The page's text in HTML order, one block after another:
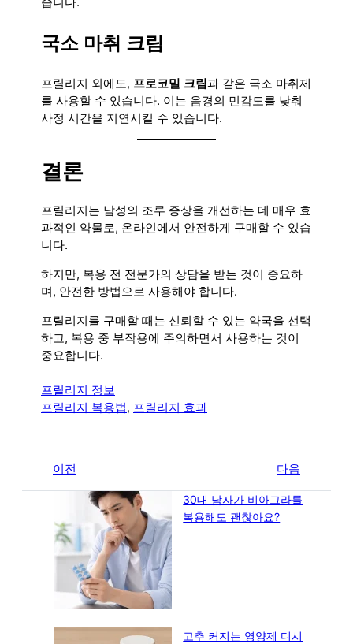
국소 마취 크림
프릴리지 외에도, 프로코밀 크림과 같은 국소 마취제
를 사용할 수 있습니다. 이는 음경의 민감도를 낮춰
사정 시간을 지연시킬 수 있습니다.
결론
프릴리지는 남성의 조루 증상을 개선하는 데 매우 효
과적인 약물로, 온라인에서 안전하게 구매할 수 있습
니다.
하지만, 복용 전 전문가의 상담을 받는 것이 중요하
며, 안전한 방법으로 사용해야 합니다.
프릴리지를 구매할 때는 신뢰할 수 있는 약국을 선택
하고, 복용 중 부작용에 주의하면서 사용하는 것이
중요합니다.
프릴리지 정보
프릴리지 복용법, 프릴리지 효과
이전 다음
30대 남자가 비아그라를
복용해도 괜찮아요?
고추 커지는 영양제 디시